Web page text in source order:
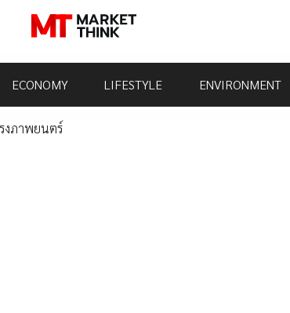
ECONOMY LIFESTYLE ENVIRONMENT